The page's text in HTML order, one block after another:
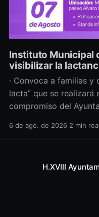
Instituto Municipal
visibilizar la
· Convoca a familias y
lacta” que se realizará en el
compromiso del
salud y los derechos
6 de ago. de 2026 2 min
H.XVIII